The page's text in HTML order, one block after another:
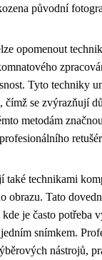
původní
opomenout
Tyto techniky
se zvýrazňují
metodám
také technikami
obrazu. Tato
je často potřeba
snímkem.
nástrojů,